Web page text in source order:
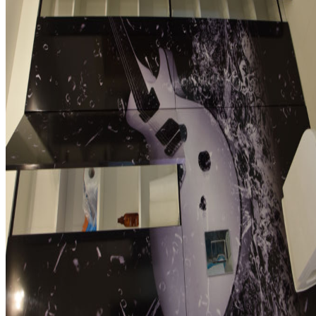
pokoje, sypialnie
szafy, garderoby, zabudowy
pomieszczenia biurowe i sklepowe
galeria: inne
Deutsch
English
polub nas!
Facebook
BUDIMEB
Janickiego 29, Szczecin
tel. +48 698 395 186
fax. +48 91 8206256
e-mail:
info@budimeb.pl
Ten serwis używa cookies i podobnych
technologii.
Brak zmiany ustawienia przeglądarki oznacza zgodę na to.Czytaj
więcej…